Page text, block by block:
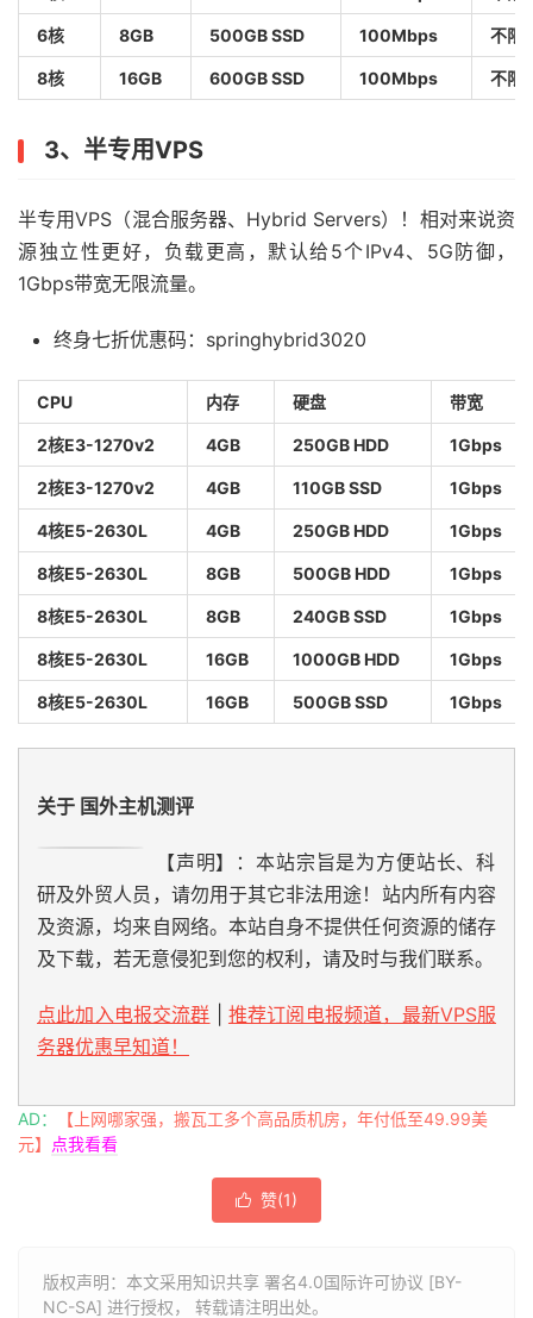
6核 8GB 500GB SSD 100Mbps 不限
8核 16GB 600GB SSD 100Mbps 不限
3、半专用VPS
半专用VPS（混合服务器、Hybrid Servers）！相对来说资
源独立性更好，负载更高，默认给5个IPv4、5G防御，
1Gbps带宽无限流量。
终身七折优惠码：springhybrid3020
CPU 内存 硬盘 带宽
2核E3-1270v2 4GB 250GB HDD 1Gbps
2核E3-1270v2 4GB 110GB SSD 1Gbps
4核E5-2630L 4GB 250GB HDD 1Gbps
8核E5-2630L 8GB 500GB HDD 1Gbps
8核E5-2630L 8GB 240GB SSD 1Gbps
8核E5-2630L 16GB 1000GB HDD 1Gbps
8核E5-2630L 16GB 500GB SSD 1Gbps
关于 国外主机测评
【声明】：本站宗旨是为方便站长、科
研及外贸人员，请勿用于其它非法用途！站内所有内容
及资源，均来自网络。本站自身不提供任何资源的储存
及下载，若无意侵犯到您的权利，请及时与我们联系。
点此加入电报交流群
推荐订阅电报频道，最新VPS服
务器优惠早知道！
AD：
【上网哪家强，搬瓦工多个高品质机房，年付低至49.99美
元】
点我看看
 赞(1)
版权声明：本文采用知识共享 署名4.0国际许可协议 [BY-
NC-SA] 进行授权， 转载请注明出处。